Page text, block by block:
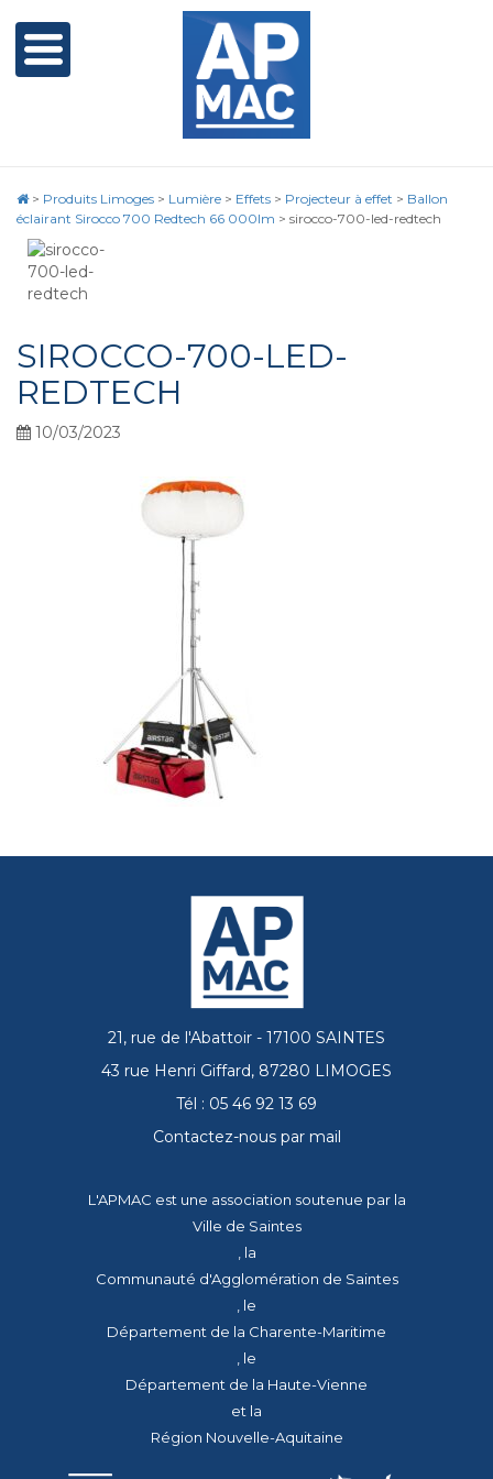
> Produits Limoges > Lumière > Effets > Projecteur à effet > Ballon
éclairant Sirocco 700 Redtech 66 000lm > sirocco-700-led-redtech
SIROCCO-700-LED-
REDTECH
10/03/2023
21, rue de l'Abattoir - 17100 SAINTES
43 rue Henri Giffard, 87280 LIMOGES
Tél : 05 46 92 13 69
Contactez-nous par mail
L'APMAC est une association soutenue par la
Ville de Saintes
, la
Communauté d'Agglomération de Saintes
, le
Département de la Charente-Maritime
, le
Département de la Haute-Vienne
et la
Région Nouvelle-Aquitaine